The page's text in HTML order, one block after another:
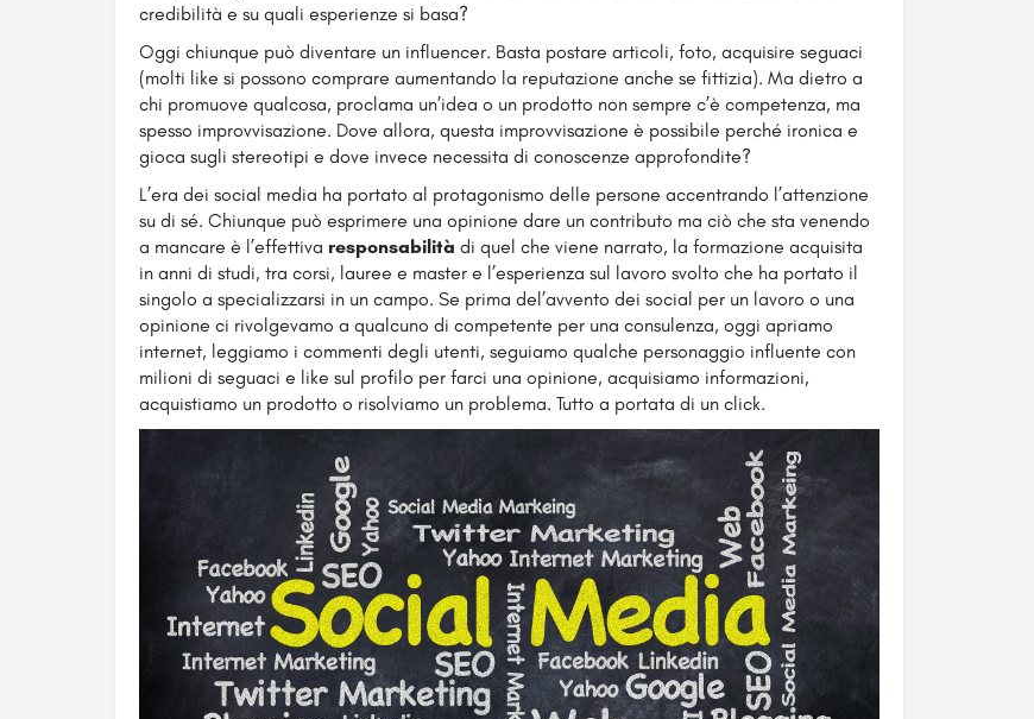
credibilità e su quali esperienze si basa?
Oggi chiunque può diventare un influencer. Basta postare articoli, foto, acquisire seguaci
(molti like si possono comprare aumentando la reputazione anche se fittizia). Ma dietro a
chi promuove qualcosa, proclama un’idea o un prodotto non sempre c’è competenza, ma
spesso improvvisazione. Dove allora, questa improvvisazione è possibile perché ironica e
gioca sugli stereotipi e dove invece necessita di conoscenze approfondite?
L’era dei social media ha portato al protagonismo delle persone accentrando l’attenzione
su di sé. Chiunque può esprimere una opinione dare un contributo ma ciò che sta venendo
a mancare è l’effettiva responsabilità di quel che viene narrato, la formazione acquisita
in anni di studi, tra corsi, lauree e master e l’esperienza sul lavoro svolto che ha portato il
singolo a specializzarsi in un campo. Se prima del’avvento dei social per un lavoro o una
opinione ci rivolgevamo a qualcuno di competente per una consulenza, oggi apriamo
internet, leggiamo i commenti degli utenti, seguiamo qualche personaggio influente con
milioni di seguaci e like sul profilo per farci una opinione, acquisiamo informazioni,
acquistiamo un prodotto o risolviamo un problema. Tutto a portata di un click.